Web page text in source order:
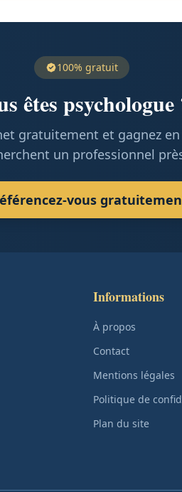
100% gratuit
êtes psychologue
gratuitement et gagnez
un professionnel
vous
Informations
À propos
Contact
Mentions légales
Politique de
Plan du site